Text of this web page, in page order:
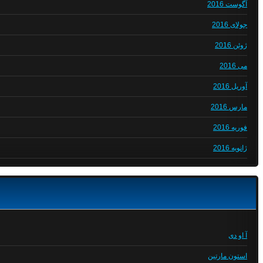
آگوست 2016
جولای 2016
ژوئن 2016
می 2016
آوریل 2016
مارس 2016
فوریه 2016
ژانویه 2016
آ او دی
استون مارتین